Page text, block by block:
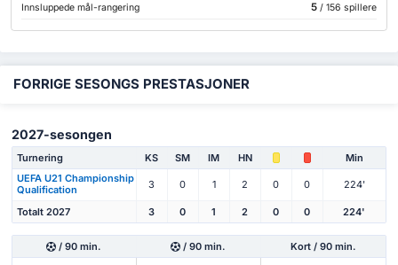
Innsluppede mål-rangering 5/ 156 spillere
FORRIGE SESONGS PRESTASJONER
2027-sesongen
Turnering KS SM IM HN
Min
UEFA U21 Championship
Qualification
3 0 1 2 0 0 224'
Totalt 2027 3 0 1 2 0 0 224'
/ 90 min. / 90 min. Kort / 90 min.